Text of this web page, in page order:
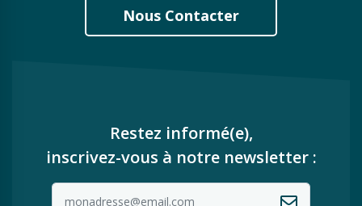
Nous Contacter
Restez informé(e),
inscrivez-vous à notre newsletter :